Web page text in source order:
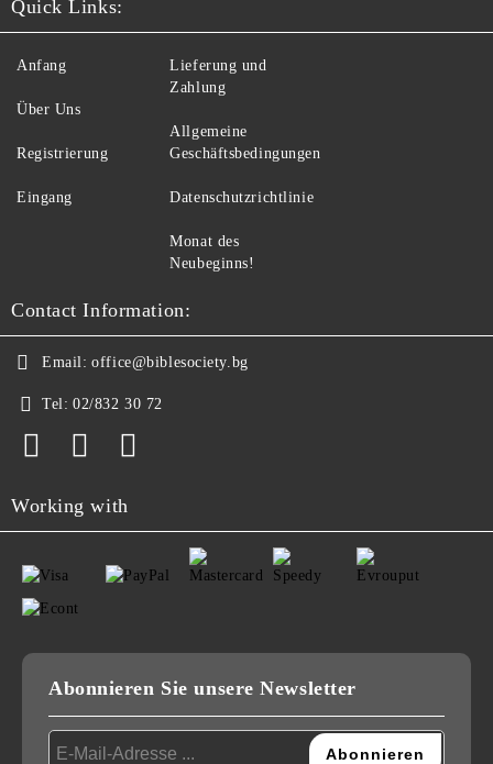
Quick Links:
Anfang
Über Uns
Registrierung
Eingang
Lieferung und
Zahlung
Allgemeine
Geschäftsbedingungen
Datenschutzrichtlinie
Monat des
Neubeginns!
Contact Information:
Email: office@biblesociety.bg
Tel: 02/832 30 72
Working with
Abonnieren Sie unsere Newsletter